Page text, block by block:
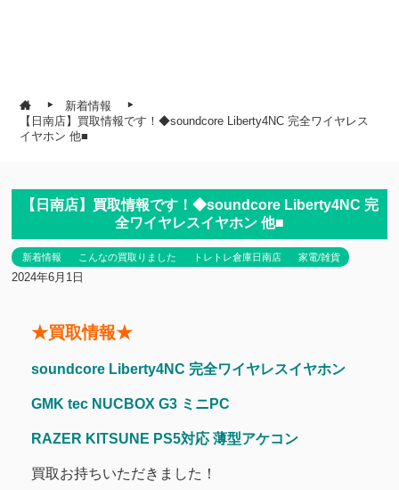
新着情報
【日南店】買取情報です！◆soundcore Liberty4NC 完全ワイヤレス
イヤホン 他■
【日南店】買取情報です！◆soundcore Liberty4NC 完
全ワイヤレスイヤホン 他■
新着情報 こんなの買取りました トレトレ倉庫日南店 家電/雑貨
2024年6月1日
★買取情報★
soundcore Liberty4NC 完全ワイヤレスイヤホン
GMK tec NUCBOX G3 ミニPC
RAZER KITSUNE PS5対応 薄型アケコン
買取お持ちいただきました！